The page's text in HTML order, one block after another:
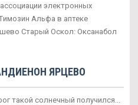
электронных
Альфа в аптеке
Старый Оскол: Оксанабол
ЯРЦЕВО
такой солнечный получился...